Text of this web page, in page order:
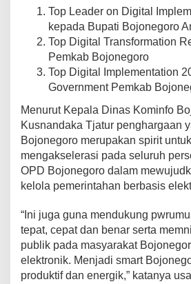
Top Leader on Digital
kepada Bupati Bojonegoro
Top Digital Transformation
Pemkab Bojonegoro
Top Digital Implementation
Government Pemkab
Menurut Kepala Dinas Kominfo
Kusnandaka Tjatur penghargaan
Bojonegoro merupakan spirit
mengakselerasi pada seluruh
OPD Bojonegoro dalam
kelola pemerintahan berbasis
“Ini juga guna mendukung
tepat, cepat dan benar serta
publik pada masyarakat
elektronik. Menjadi smart
produktif dan energik,” katanya